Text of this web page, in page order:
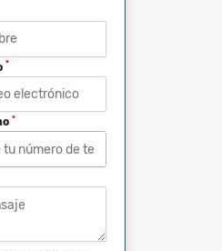
*
*